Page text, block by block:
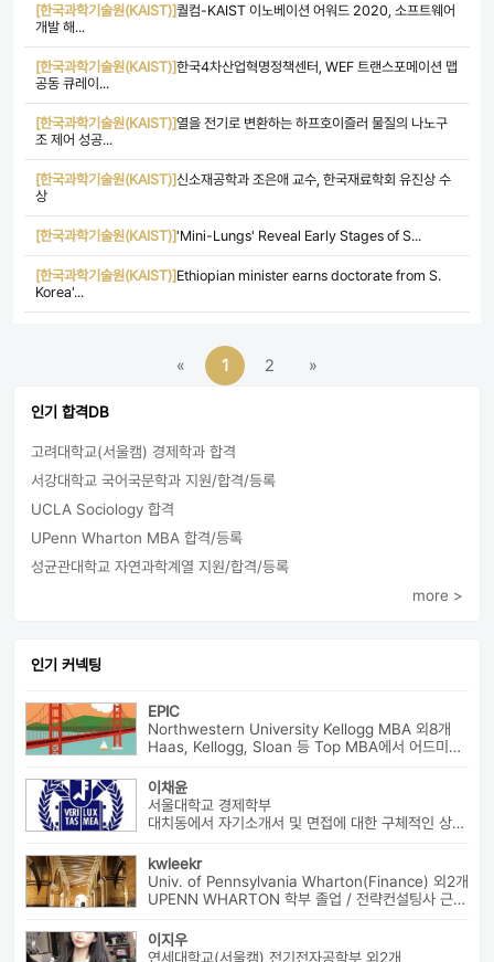
[한국과학기술원(KAIST)]퀄컴-KAIST 이노베이션 어워드 2020, 소프트웨어
개발 해...
[한국과학기술원(KAIST)]한국4차산업혁명정책센터, WEF 트랜스포메이션 맵
공동 큐레이...
[한국과학기술원(KAIST)]열을 전기로 변환하는 하프호이즐러 물질의 나노구
조 제어 성공...
[한국과학기술원(KAIST)]신소재공학과 조은애 교수, 한국재료학회 유진상 수
상​
[한국과학기술원(KAIST)]'Mini-Lungs' Reveal Early Stages of S...
[한국과학기술원(KAIST)] Ethiopian minister earns doctorate from S.
Korea'...
« 1 2 »
인기 합격DB
고려대학교(서울캠) 경제학과 합격
서강대학교 국어국문학과 지원/합격/등록
UCLA Sociology 합격
UPenn Wharton MBA 합격/등록
성균관대학교 자연과학계열 지원/합격/등록
more >
인기 커넥팅
EPIC
Northwestern University Kellogg MBA 외8개
Haas, Kellogg, Sloan 등 Top MBA에서 어드미션을 받았으며 21년 가을...
이채윤
서울대학교 경제학부
대치동에서 자기소개서 및 면접에 대한 구체적인 상담 진행하고 있습니다....
kwleekr
Univ. of Pennsylvania Wharton(Finance) 외2개
UPENN WHARTON 학부 졸업 / 전략컨설팅사 근무 / HBS MBA 재학 중 ...
이지우
연세대학교(서울캠) 전기전자공학부 외2개